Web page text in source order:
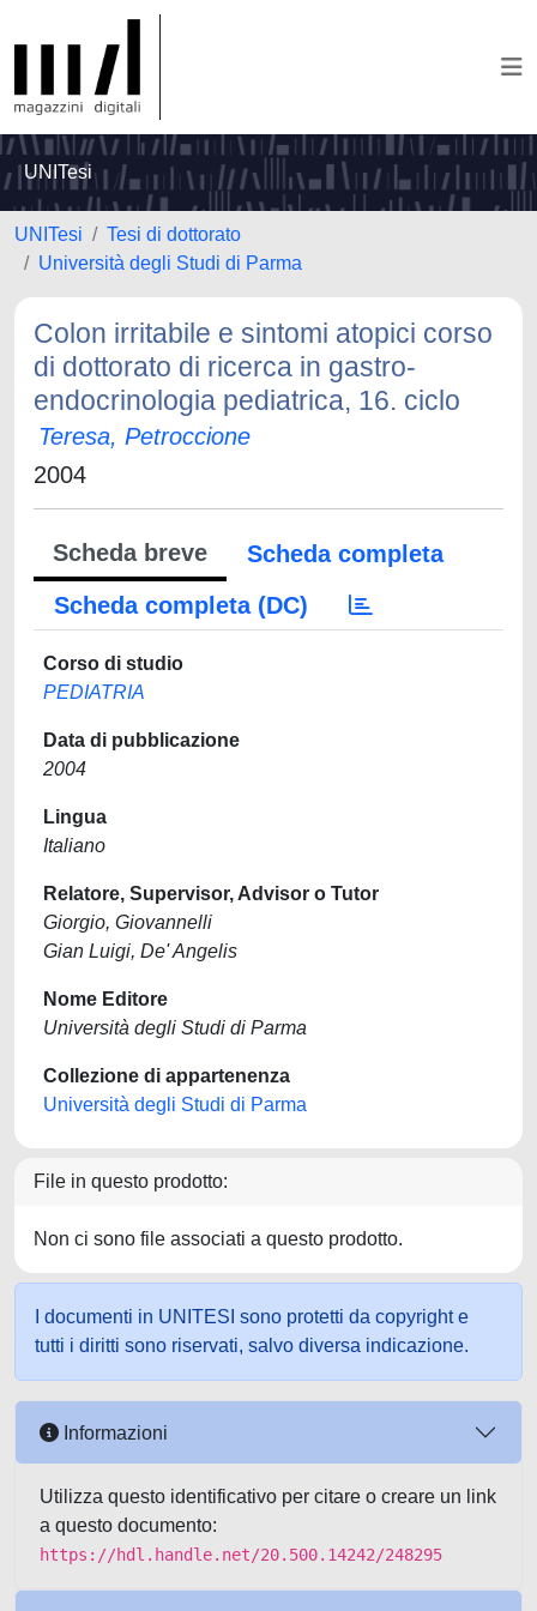
UNITesi
UNITesi
Tesi di dottorato
Università degli Studi di Parma
Colon irritabile e sintomi atopici corso
di dottorato di ricerca in gastro-
endocrinologia pediatrica, 16. ciclo
Teresa, Petroccione
2004
Scheda breve
Scheda completa
Scheda completa (DC)
Corso di studio
PEDIATRIA
Data di pubblicazione
2004
Lingua
Italiano
Relatore, Supervisor, Advisor o Tutor
Giorgio, Giovannelli
Gian Luigi, De' Angelis
Nome Editore
Università degli Studi di Parma
Collezione di appartenenza
Università degli Studi di Parma
File in questo prodotto:
Non ci sono file associati a questo prodotto.
I documenti in UNITESI sono protetti da copyright e
tutti i diritti sono riservati, salvo diversa indicazione.
Informazioni
Utilizza questo identificativo per citare o creare un link
a questo documento:
https://hdl.handle.net/20.500.14242/248295